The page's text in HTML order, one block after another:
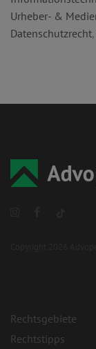
Urheber- &
Datenschutzrecht,
Rechtsgebiete
Rechtstipps